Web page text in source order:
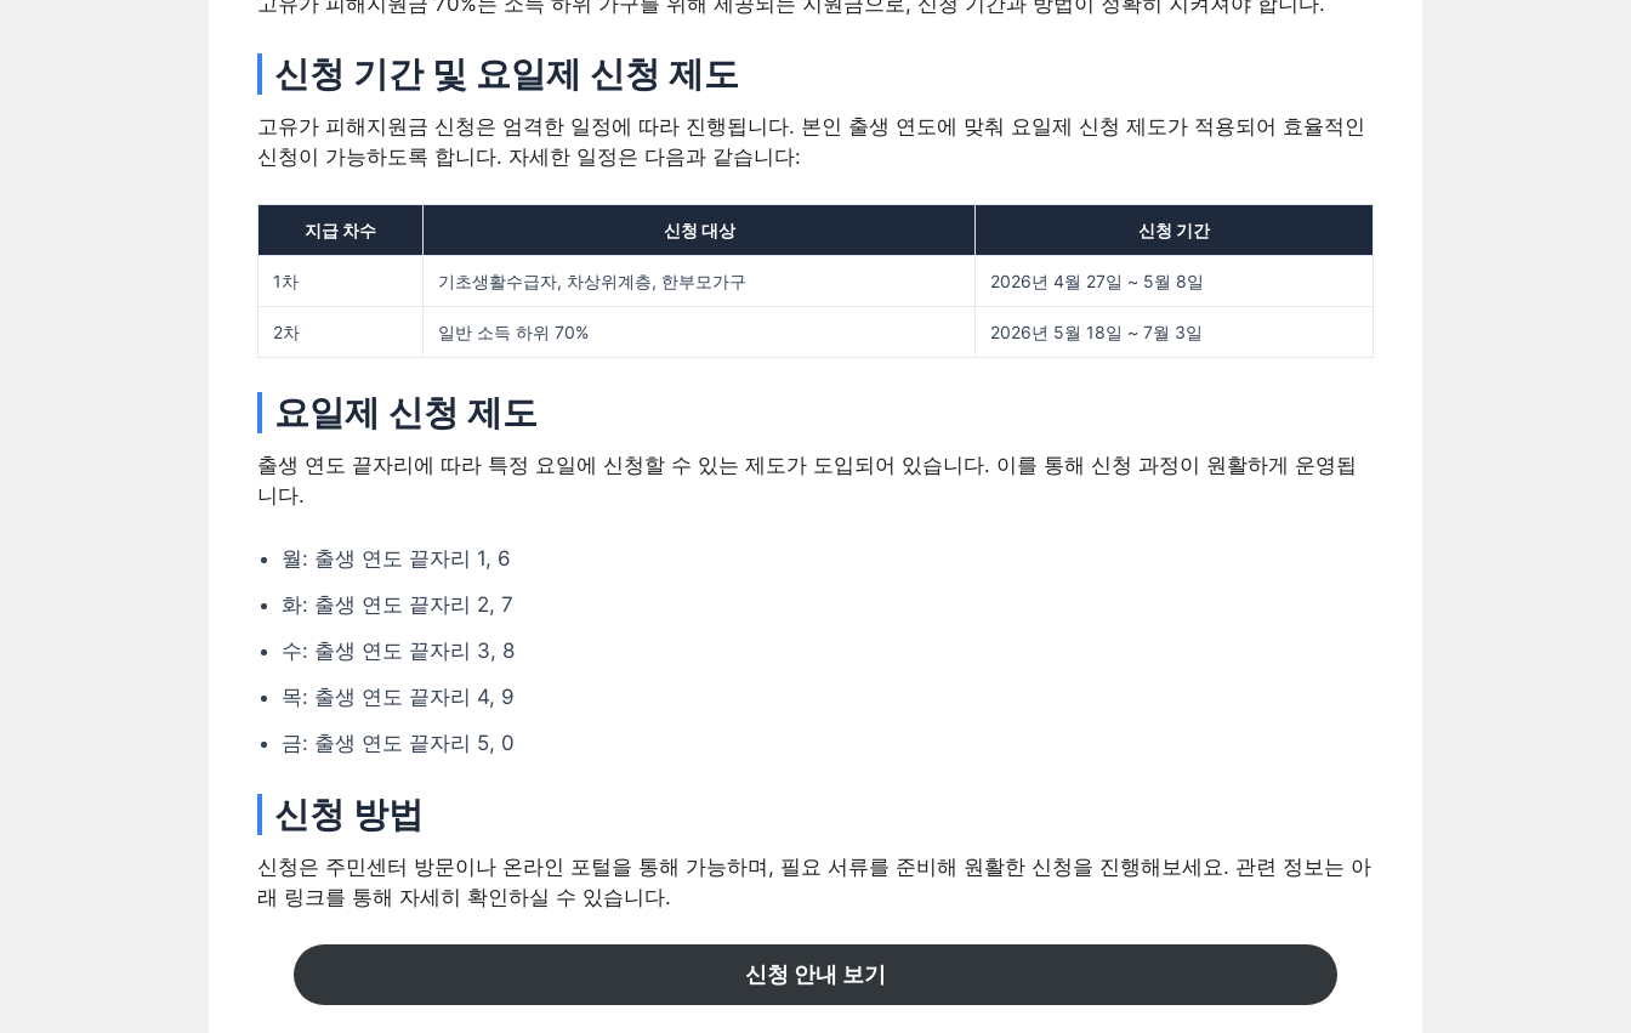
신청 기간 및 요일제 신청 제도
고유가 피해지원금 신청은 엄격한 일정에 따라 진행됩니다. 본인 출생 연도에 맞춰 요일제 신청 제도가 적용되어 효율적인
신청이 가능하도록 합니다. 자세한 일정은 다음과 같습니다:
지급 차수 신청 대상 신청 기간
1차 기초생활수급자, 차상위계층, 한부모가구 2026년 4월 27일 ~ 5월 8일
2차 일반 소득 하위 70% 2026년 5월 18일 ~ 7월 3일
요일제 신청 제도
출생 연도 끝자리에 따라 특정 요일에 신청할 수 있는 제도가 도입되어 있습니다. 이를 통해 신청 과정이 원활하게 운영됩
니다.
월: 출생 연도 끝자리 1, 6
화: 출생 연도 끝자리 2, 7
수: 출생 연도 끝자리 3, 8
목: 출생 연도 끝자리 4, 9
금: 출생 연도 끝자리 5, 0
신청 방법
신청은 주민센터 방문이나 온라인 포털을 통해 가능하며, 필요 서류를 준비해 원활한 신청을 진행해보세요. 관련 정보는 아
래 링크를 통해 자세히 확인하실 수 있습니다.
신청 안내 보기